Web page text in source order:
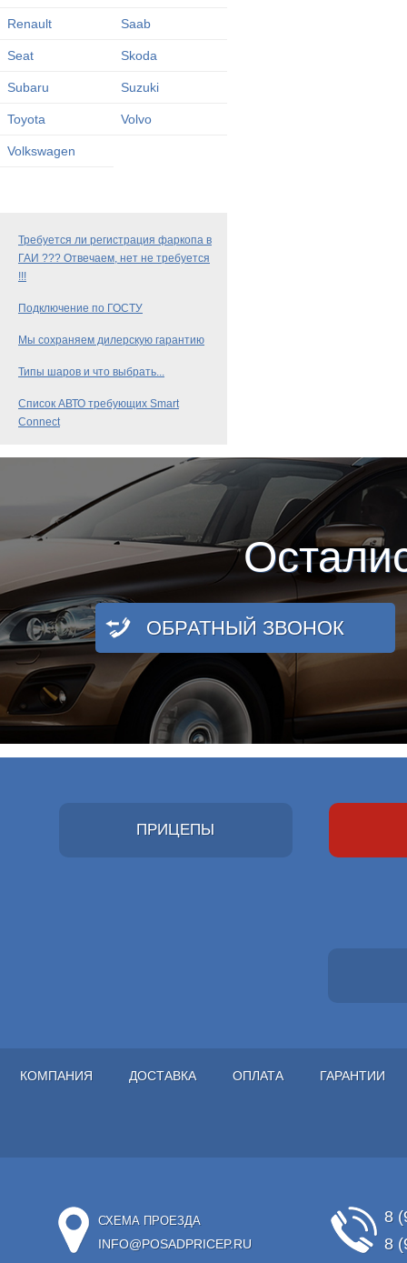
Renault Saab
Seat Skoda
Subaru Suzuki
Toyota Volvo
Volkswagen
Требуется ли регистрация фаркопа в
ГАИ ??? Отвечаем, нет не требуется
!!!
Подключение по ГОСТУ
Мы сохраняем дилерскую гарантию
Типы шаров и что выбрать...
Список АВТО требующих Smart
Connect
ОБРАТНЫЙ ЗВОНОК
ПРИЦЕПЫ
КОМПАНИЯ ДОСТАВКА ОПЛАТА ГАРАНТИИ
СХЕМА ПРОЕЗДА
INFO@POSADPRICEP.RU
8
8